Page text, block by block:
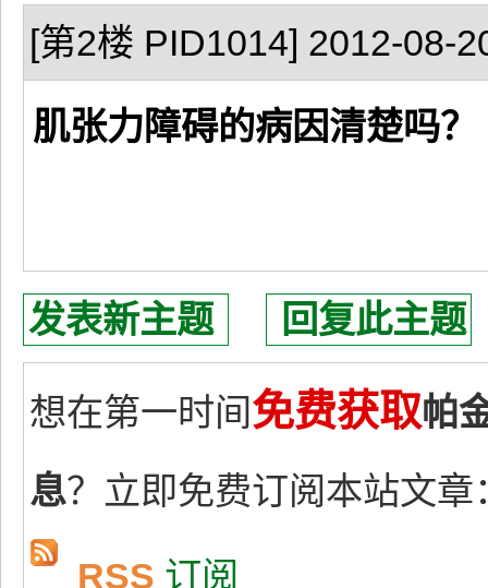
[第2楼 PID1014] 2012-08-
肌张力障碍的病因清楚吗？
发表新主题 回复此主题
想在第一时间免费获取帕
息？立即免费订阅本站文章
RSS 订阅